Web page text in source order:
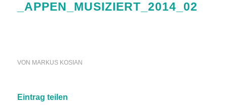
_APPEN_MUSIZIERT_2014_02
VON MARKUS KOSIAN
Eintrag teilen